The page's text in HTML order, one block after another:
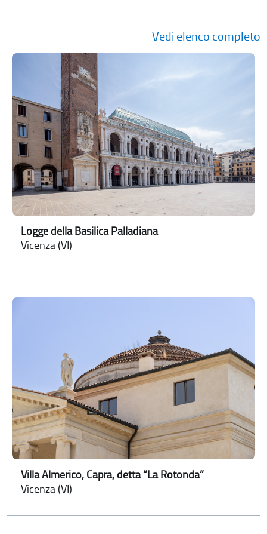
Vedi elenco completo
Logge della Basilica Palladiana
Vicenza (VI)
Villa Almerico, Capra, detta “La Rotonda”
Vicenza (VI)